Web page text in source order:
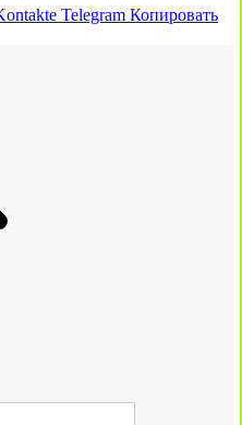
Telegram Копировать